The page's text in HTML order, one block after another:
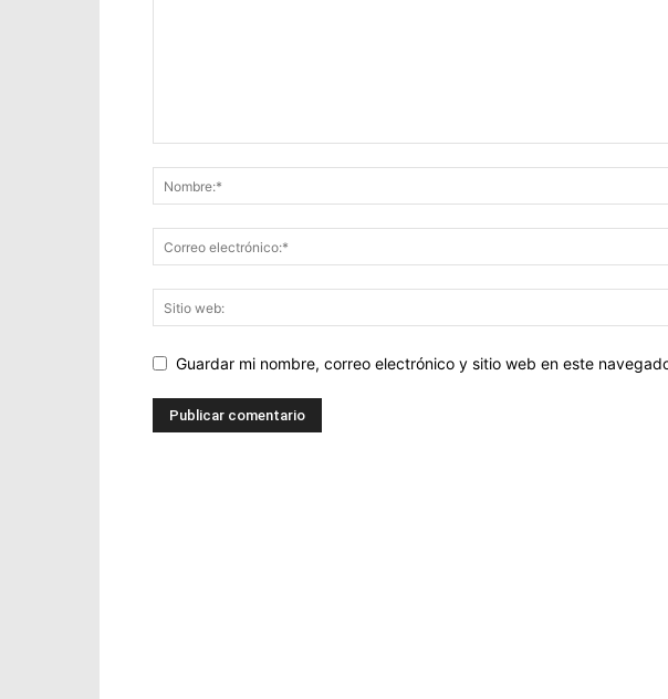
Guardar mi nombre, correo electrónico y sitio web en este